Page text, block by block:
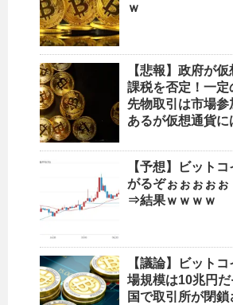
ｗ
【悲報】政府が
課税を否定！一定
先物取引は市場
あるが仮想通貨に
【予想】ビット
がるぞぉぉぉぉぉ
⇒結果ｗｗｗｗ
【議論】ビット
場規模は10兆円
国で取引所が閉